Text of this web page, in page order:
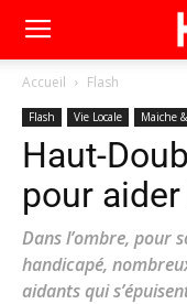
Accueil Flash
Flash Vie Locale Maiche
Haut-
pour
Dans l’ombre, pour
handicapé,
aidants qui